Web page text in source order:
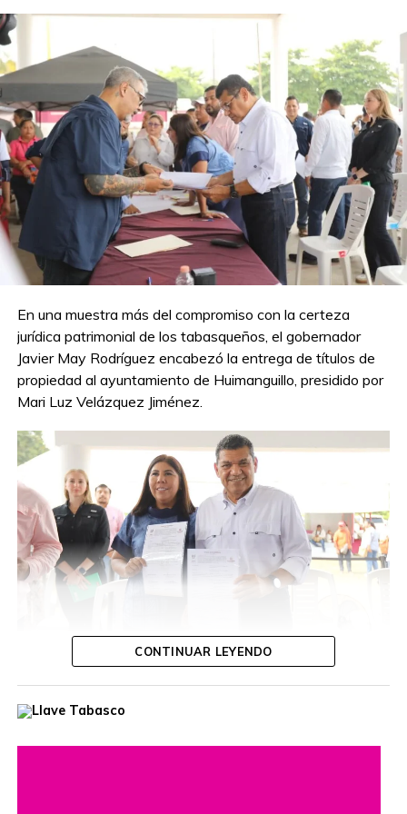
En una muestra más del compromiso con la certeza
jurídica patrimonial de los tabasqueños, el gobernador
Javier May Rodríguez encabezó la entrega de títulos de
propiedad al ayuntamiento de Huimanguillo, presidido por
Mari Luz Velázquez Jiménez.
de Atención al Pueblo en Territorio”, desarrolladas en
CONTINUAR LEYENDO